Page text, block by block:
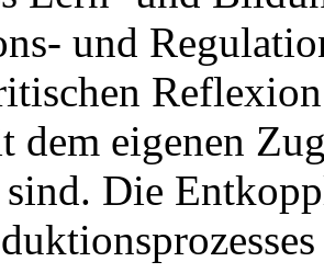
und
dem eigenen
sind. Die